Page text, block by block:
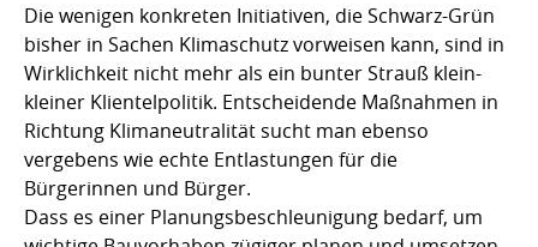
Die wenigen konkreten Initiativen, die Schwarz-Grün
bisher in Sachen Klimaschutz vorweisen kann, sind in
Wirklichkeit nicht mehr als ein bunter Strauß klein-
kleiner Klientelpolitik. Entscheidende Maßnahmen in
Richtung Klimaneutralität sucht man ebenso
vergebens wie echte Entlastungen für die
Bürgerinnen und Bürger.
Dass es einer Planungsbeschleunigung bedarf, um